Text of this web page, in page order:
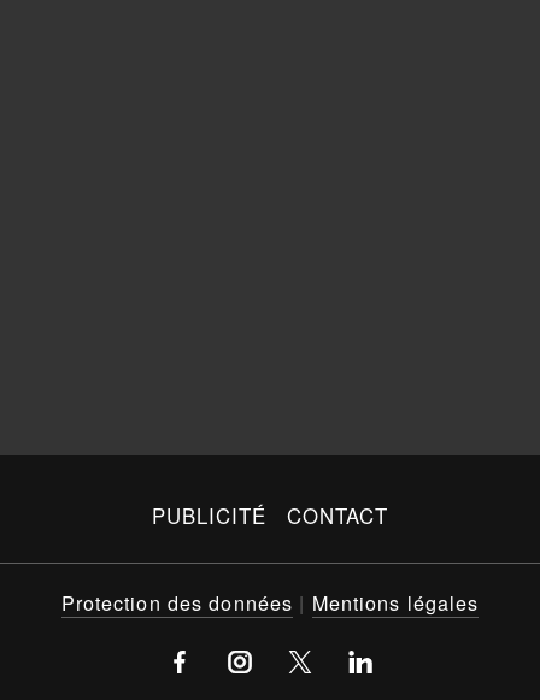
PUBLICITÉ CONTACT
Protection des données | Mentions légales